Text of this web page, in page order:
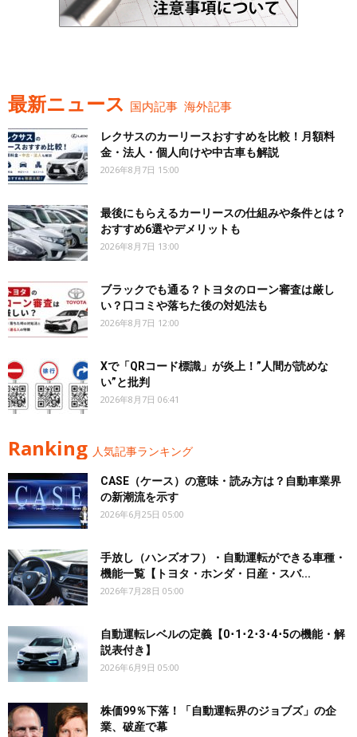
最新ニュース 国内記事 海外記事
レクサスのカーリースおすすめを比較！月額料
金・法人・個人向けや中古車も解説
2026年8月7日 15:00
最後にもらえるカーリースの仕組みや条件とは？
おすすめ6選やデメリットも
2026年8月7日 13:00
ブラックでも通る？トヨタのローン審査は厳し
い？口コミや落ちた後の対処法も
2026年8月7日 12:00
Xで「QRコード標識」が炎上！”人間が読めな
い”と批判
2026年8月7日 06:41
Ranking 人気記事ランキング
CASE（ケース）の意味・読み方は？自動車業界
の新潮流を示す
2026年6月25日 05:00
手放し（ハンズオフ）・自動運転ができる車種・
機能一覧【トヨタ・ホンダ・日産・スバ...
2026年7月28日 05:00
自動運転レベルの定義【0･1･2･3･4･5の機能・解
説表付き】
2026年6月9日 05:00
株価99％下落！「自動運転界のジョブズ」の企
業、破産で幕